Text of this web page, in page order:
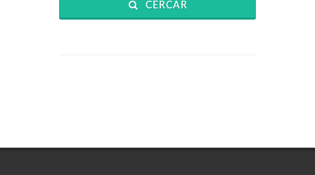
CERCAR